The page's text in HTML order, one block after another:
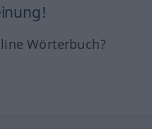
Wörterbuch?